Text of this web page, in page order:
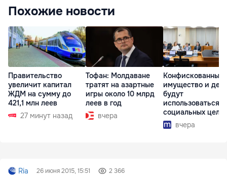
Похожие новости
Правительство
увеличит капитал
ЖДМ на сумму до
421,1 млн леев
27 минут назад
Тофан: Молдаване
тратят на азартные
игры около 10 млрд
леев в год
вчера
Конфискованные
имущество и
будут
использоваться в
социальных целях
вчера
Ria 26 июня 2015, 15:51 2 366